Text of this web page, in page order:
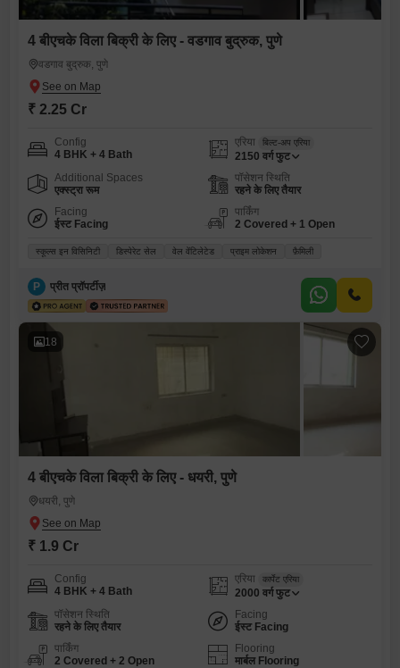
4 बीएचके विला बिक्री के लिए - वडगाव बुद्रुक, पुणे
वडगाव बुद्रुक, पुणे
₹ 2.25 Cr
Config
4 BHK + 4 Bath
एरिया बिल्ट-अप एरिया
2150 वर्ग फुट
Additional Spaces
एक्स्ट्रा रूम
पॉसेशन स्थिति
रहने के लिए तैयार
Facing
ईस्ट Facing
पार्किंग
2 Covered + 1 Open
स्कूल्स इन विसिनिटी डिस्पेरेट सेल वेल वेंटिलेटेड प्राइम लोकेशन फ़ैमिली
P प्रीत प्रॉपर्टीज़
18
4 बीएचके विला बिक्री के लिए - धयरी, पुणे
धयरी, पुणे
₹ 1.9 Cr
Config
4 BHK + 4 Bath
एरिया कार्पेट एरिया
2000 वर्ग फुट
पॉसेशन स्थिति
रहने के लिए तैयार
Facing
ईस्ट Facing
पार्किंग
2 Covered + 2 Open
Flooring
मार्बल Flooring